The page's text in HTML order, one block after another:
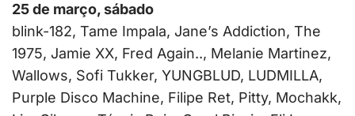
25 de março, sábado
blink-182, Tame Impala, Jane’s Addiction, The
1975, Jamie XX, Fred Again.., Melanie Martinez,
Wallows, Sofi Tukker, YUNGBLUD, LUDMILLA,
Purple Disco Machine, Filipe Ret, Pitty, Mochakk,